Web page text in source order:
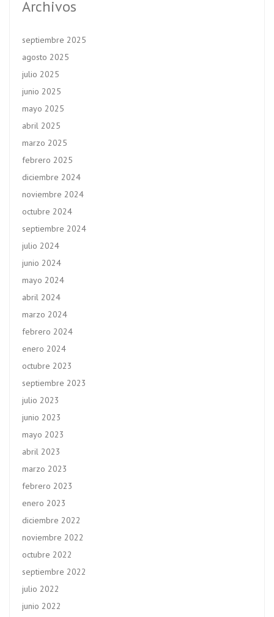
Archivos
septiembre 2025
agosto 2025
julio 2025
junio 2025
mayo 2025
abril 2025
marzo 2025
febrero 2025
diciembre 2024
noviembre 2024
octubre 2024
septiembre 2024
julio 2024
junio 2024
mayo 2024
abril 2024
marzo 2024
febrero 2024
enero 2024
octubre 2023
septiembre 2023
julio 2023
junio 2023
mayo 2023
abril 2023
marzo 2023
febrero 2023
enero 2023
diciembre 2022
noviembre 2022
octubre 2022
septiembre 2022
julio 2022
junio 2022